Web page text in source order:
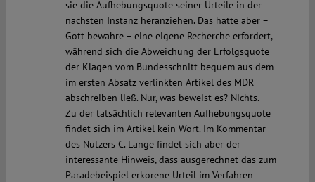
sie die Aufhebungsquote seiner Urteile in der
nächsten Instanz heranziehen. Das hätte aber –
Gott bewahre – eine eigene Recherche erfordert,
während sich die Abweichung der Erfolgsquote
der Klagen vom Bundesschnitt bequem aus dem
im ersten Absatz verlinkten Artikel des MDR
abschreiben ließ. Nur, was beweist es? Nichts.
Zu der tatsächlich relevanten Aufhebungsquote
findet sich im Artikel kein Wort. Im Kommentar
des Nutzers C. Lange findet sich aber der
interessante Hinweis, dass ausgerechnet das zum
Paradebeispiel erkorene Urteil im Verfahren